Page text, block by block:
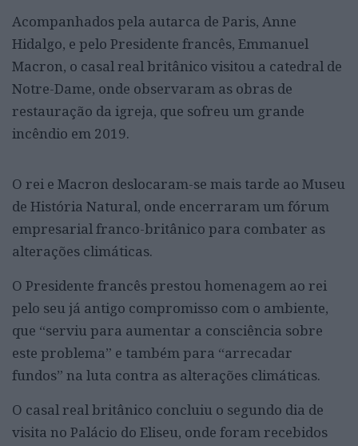
Acompanhados pela autarca de Paris, Anne
Hidalgo, e pelo Presidente francês, Emmanuel
Macron, o casal real britânico visitou a catedral de
Notre-Dame, onde observaram as obras de
restauração da igreja, que sofreu um grande
incêndio em 2019.
O rei e Macron deslocaram-se mais tarde ao Museu
de História Natural, onde encerraram um fórum
empresarial franco-britânico para combater as
alterações climáticas.
O Presidente francês prestou homenagem ao rei
pelo seu já antigo compromisso com o ambiente,
que “serviu para aumentar a consciência sobre
este problema” e também para “arrecadar
fundos” na luta contra as alterações climáticas.
O casal real britânico concluiu o segundo dia de
visita no Palácio do Eliseu, onde foram recebidos